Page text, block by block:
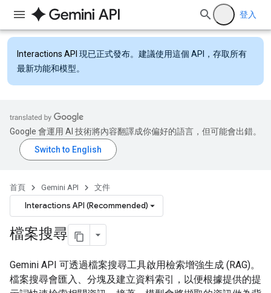
登入
Interactions API 現已正式發布。建議使用這個 API，存取所有
最新功能和模型。
Google 會運用 AI 技術將內容翻譯成你偏好的語言，但可能會出錯。
首頁 Gemini API 文件
Interactions API (Recommended)
檔案搜尋
Gemini API 可透過檔案搜尋工具啟用檢索增強生成 (RAG)。
檔案搜尋會匯入、分塊及建立資料索引，以便根據提供的提